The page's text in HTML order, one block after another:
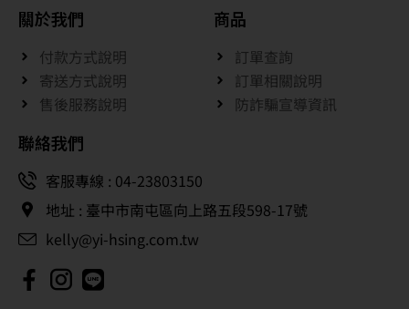
關於我們
付款方式說明
寄送方式說明
售後服務說明
商品
訂單查詢
訂單相關說明
防詐騙宣導資訊
聯絡我們
客服專線 : 04-23803150
地址 : 臺中市南屯區向上路五段598-17號
kelly@yi-hsing.com.tw